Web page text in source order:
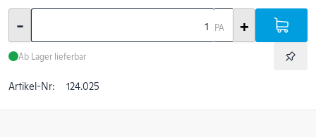
- PA +
Ab Lager lieferbar
Artikel-Nr: 124.025